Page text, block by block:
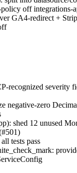
off integrations-
GA4-redirect +
recognized severity
negative-zero
shed 12 unused
tests pass